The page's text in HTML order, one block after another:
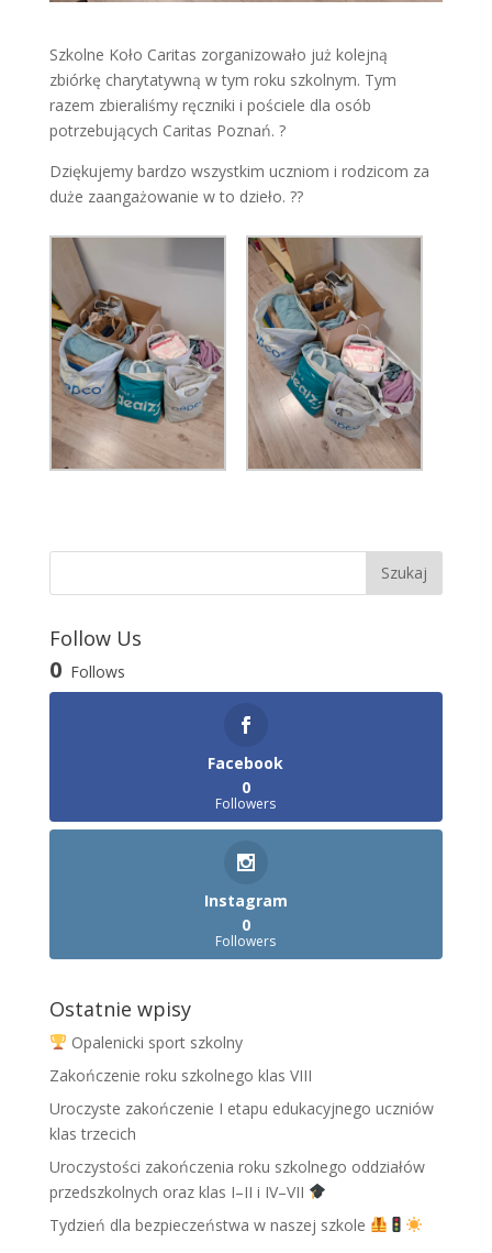
Szkolne Koło Caritas zorganizowało już kolejną
zbiórkę charytatywną w tym roku szkolnym. Tym
razem zbieraliśmy ręczniki i pościele dla osób
potrzebujących Caritas Poznań. ?
Dziękujemy bardzo wszystkim uczniom i rodzicom za
duże zaangażowanie w to dzieło. ??
Follow Us
0 Follows
Facebook
0
Followers
Instagram
0
Followers
Ostatnie wpisy
Opalenicki sport szkolny
Zakończenie roku szkolnego klas VIII
Uroczyste zakończenie I etapu edukacyjnego uczniów
klas trzecich
Uroczystości zakończenia roku szkolnego oddziałów
przedszkolnych oraz klas I–II i IV–VII
Tydzień dla bezpieczeństwa w naszej szkole